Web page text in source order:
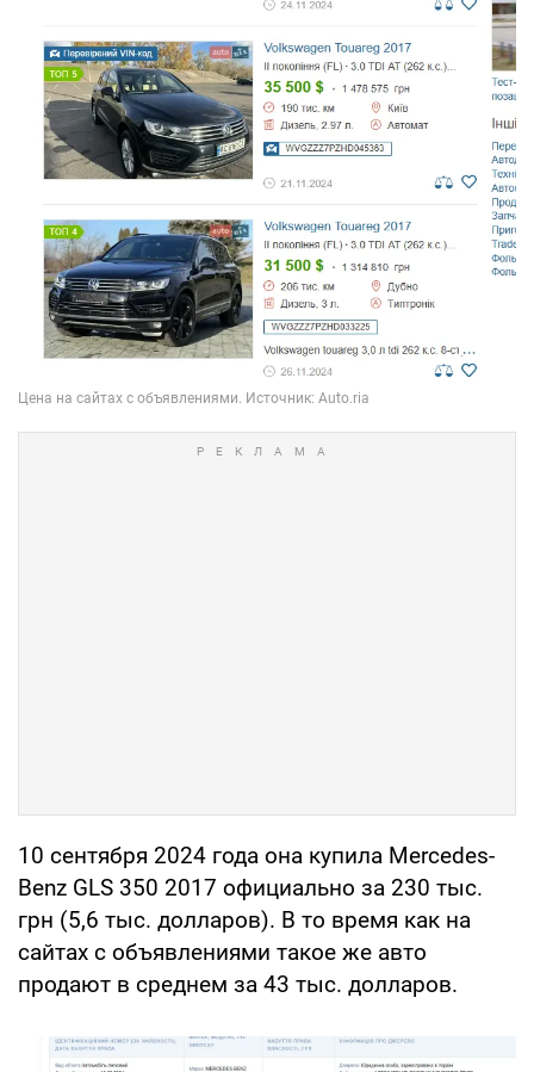
10 сентября 2024 года она купила Mercedes-
Benz GLS 350 2017 официально за 230 тыс.
грн (5,6 тыс. долларов). В то время как на
сайтах с объявлениями такое же авто
продают в среднем за 43 тыс. долларов.